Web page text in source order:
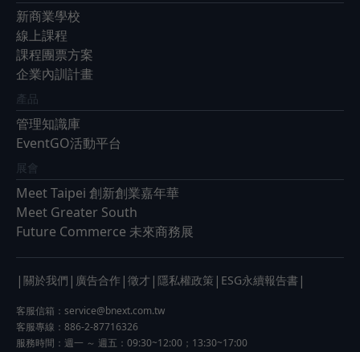
新商業學校
線上課程
課程團票方案
企業內訓計畫
產品
管理知識庫
EventGO活動平台
展會
Meet Taipei 創新創業嘉年華
Meet Greater South
Future Commerce 未來商務展
| 關於我們 | 廣告合作 | 徵才 | 隱私權政策 | ESG永續報告書 |
客服信箱： service@bnext.com.tw
客服專線：886-2-87716326
服務時間：週一 ～ 週五：09:30~12:00；13:30~17:00